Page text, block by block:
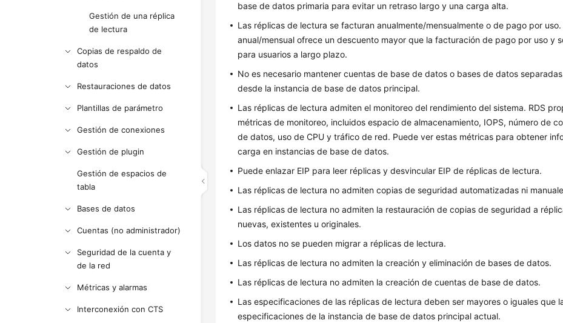
Gestión de una réplica
de lectura
Copias de respaldo de
datos
Restauraciones de datos
Plantillas de parámetro
Gestión de conexiones
Gestión de plugin
Gestión de espacios de
tabla
Bases de datos
Cuentas (no administrador)
Seguridad de la cuenta y
de la red
Métricas y alarmas
Interconexión con CTS
base de datos primaria para evitar un retraso largo y una carga alta.
Las réplicas de lectura se facturan anualmente/mensualmente o de pago por
anual/mensual ofrece un descuento mayor que la facturación de pago por uso y
para usuarios a largo plazo.
No es necesario mantener cuentas de base de datos o bases de datos
desde la instancia de base de datos principal.
Las réplicas de lectura admiten el monitoreo del rendimiento del sistema. RDS
métricas de monitoreo, incluidos espacio de almacenamiento, IOPS, número de
de datos, uso de CPU y tráfico de red. Puede ver estas métricas para obtener
carga en instancias de base de datos.
Puede enlazar EIP para leer réplicas y desvincular EIP de réplicas de lectura.
Las réplicas de lectura no admiten copias de seguridad automatizadas ni
Las réplicas de lectura no admiten la restauración de copias de seguridad a
nuevas, existentes u originales.
Los datos no se pueden migrar a réplicas de lectura.
Las réplicas de lectura no admiten la creación y eliminación de bases de datos.
Las réplicas de lectura no admiten la creación de cuentas de base de datos.
Las especificaciones de las réplicas de lectura deben ser mayores o iguales que
especificaciones de la instancia de base de datos principal actual.